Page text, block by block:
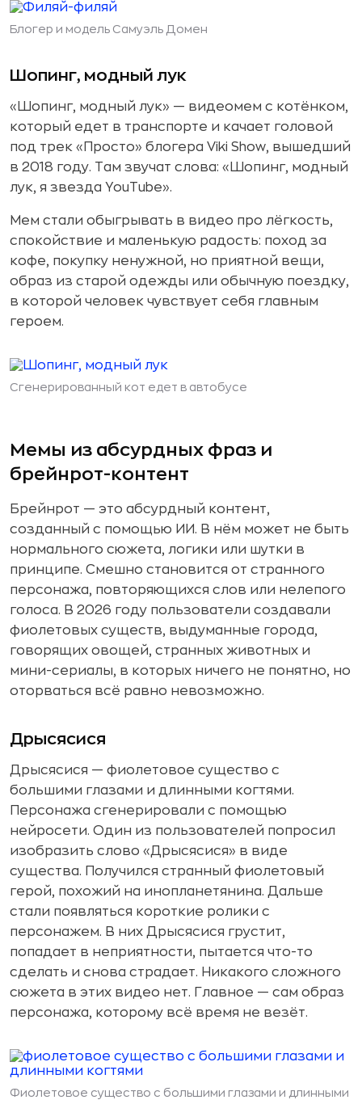
Блогер и модель Самуэль Домен
Шопинг, модный лук
«Шопинг, модный лук» — видеомем с котёнком,
который едет в транспорте и качает головой
под трек «Просто» блогера Viki Show, вышедший
в 2018 году. Там звучат слова: «Шопинг, модный
лук, я звезда YouTube».
Мем стали обыгрывать в видео про лёгкость,
спокойствие и маленькую радость: поход за
кофе, покупку ненужной, но приятной вещи,
образ из старой одежды или обычную поездку,
в которой человек чувствует себя главным
героем.
Сгенерированный кот едет в автобусе
Мемы из абсурдных фраз и
брейнрот-контент
Брейнрот — это абсурдный контент,
созданный с помощью ИИ. В нём может не быть
нормального сюжета, логики или шутки в
принципе. Смешно становится от странного
персонажа, повторяющихся слов или нелепого
голоса. В 2026 году пользователи создавали
фиолетовых существ, выдуманные города,
говорящих овощей, странных животных и
мини-сериалы, в которых ничего не понятно, но
оторваться всё равно невозможно.
Дрысясися
Дрысясися — фиолетовое существо с
большими глазами и длинными когтями.
Персонажа сгенерировали с помощью
нейросети. Один из пользователей попросил
изобразить слово «Дрысясися» в виде
существа. Получился странный фиолетовый
герой, похожий на инопланетянина. Дальше
стали появляться короткие ролики с
персонажем. В них Дрысясися грустит,
попадает в неприятности, пытается что-то
сделать и снова страдает. Никакого сложного
сюжета в этих видео нет. Главное — сам образ
персонажа, которому всё время не везёт.
Фиолетовое существо с большими глазами и длинными